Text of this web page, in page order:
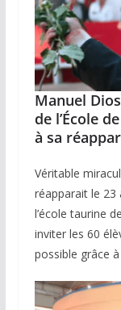
Manuel
de l’École
à sa
Véritable
réapparait le 23
l’école taurine
inviter les 60
possible grâce